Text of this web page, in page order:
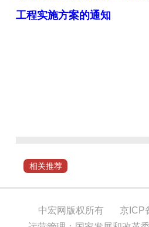
工程实施方案的通知
产
局
相关推荐
中宏网版权所有
京ICP